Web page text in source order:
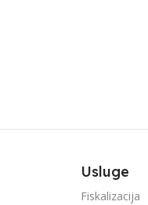
Usluge
Fiskalizacija